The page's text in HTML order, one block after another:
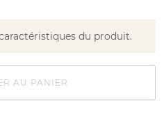
du produit.
AU PANIER